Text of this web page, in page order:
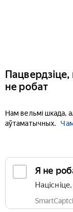
не робат
Нам вельмі шкада,
аўтаматычных.
Я не